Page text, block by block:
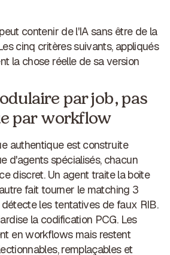
contenir de l'IA sans être de la
cinq critères suivants, appliqués
la chose réelle de sa version
par job, pas
par workflow
authentique est construite
d'agents spécialisés, chacun
discret. Un agent traite la boîte
fait tourner le matching 3
les tentatives de faux RIB.
la codification PCG. Les
en workflows mais restent
remplaçables et